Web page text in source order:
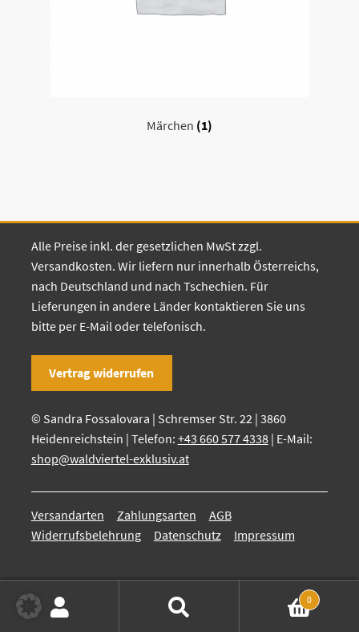
Märchen (1)
Alle Preise inkl. der gesetzlichen MwSt zzgl.
Versandkosten. Wir liefern nur innerhalb Österreichs,
nach Deutschland und nach Tschechien. Für
Lieferungen in andere Länder kontaktieren Sie uns
bitte per E-Mail oder telefonisch.
Vertrag widerrufen
© Sandra Fossalovara | Schremser Str. 22 | 3860
Heidenreichstein | Telefon: +43 660 577 4338| E-Mail:
shop@waldviertel-exklusiv.at
Versandarten Zahlungsarten
AGB
Widerrufsbelehrung
Datenschutz Impressum
Suchen
Suchen
0